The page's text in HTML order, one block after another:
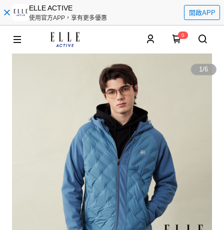
ELLE ACTIVE
使用官方APP，享有更多優惠
開啟APP
0
1/6